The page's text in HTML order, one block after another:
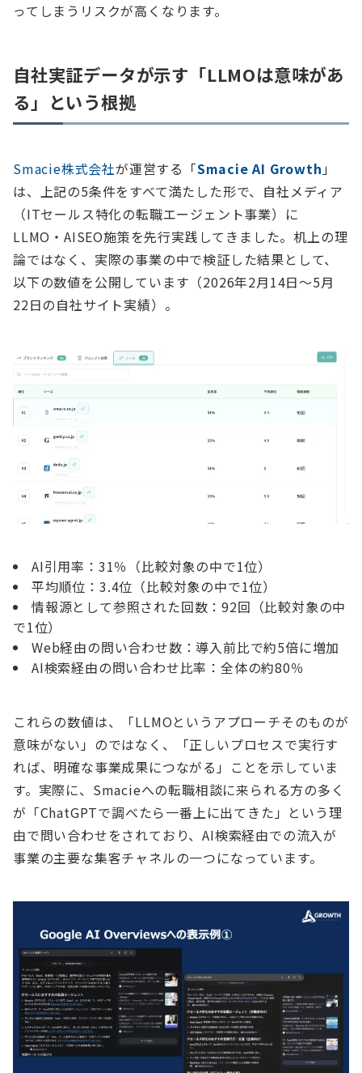
ってしまうリスクが高くなります。
自社実証データが示す「LLMOは意味があ
る」という根拠
Smacie株式会社が運営する「Smacie AI Growth 」
は、上記の5条件をすべて満たした形で、自社メディア
（ITセールス特化の転職エージェント事業）に
LLMO・AISEO施策を先行実践してきました。机上の理
論ではなく、実際の事業の中で検証した結果として、
以下の数値を公開しています（2026年2月14日〜5月
22日の自社サイト実績）。
AI引用率：31％（比較対象の中で1位）
平均順位：3.4位（比較対象の中で1位）
情報源として参照された回数：92回（比較対象の中
で1位）
Web経由の問い合わせ数：導入前比で約5倍に増加
AI検索経由の問い合わせ比率：全体の約80％
これらの数値は、「LLMOというアプローチそのものが
意味がない」のではなく、「正しいプロセスで実行す
れば、明確な事業成果につながる」ことを示していま
す。実際に、Smacieへの転職相談に来られる方の多く
が「ChatGPTで調べたら一番上に出てきた」という理
由で問い合わせをされており、AI検索経由での流入が
事業の主要な集客チャネルの一つになっています。